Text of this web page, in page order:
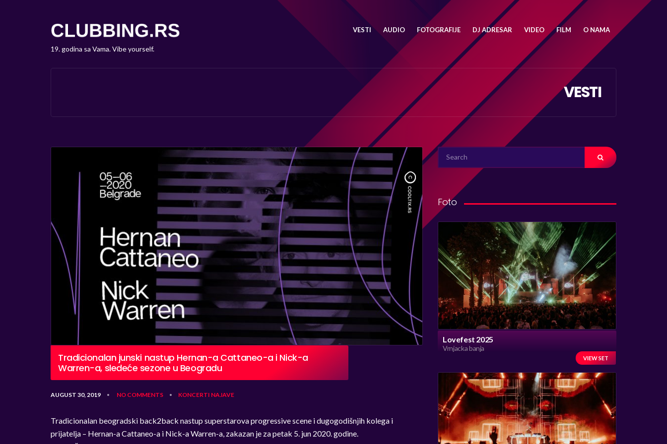
19. godina sa Vama. Vibe yourself.
VESTI AUDIO FOTOGRAFIJE DJ ADRESAR VIDEO FILM O NAMA
VESTI
Tradicionalan junski nastup Hernan-a Cattaneo-a i Nick-a
Warren-a, sledeće sezone u Beogradu
AUGUST 30, 2019 • NO COMMENTS • KONCERTI NAJAVE
Tradicionalan beogradski back2back nastup superstarova progressive scene i dugogodišnjih kolega i
prijatelja – Hernan-a Cattaneo-a i Nick-a Warren-a, zakazan je za petak 5. jun 2020. godine.
SEARCH
FOR:
Foto
Lovefest 2025
Vrnjacka banja
VIEW SET